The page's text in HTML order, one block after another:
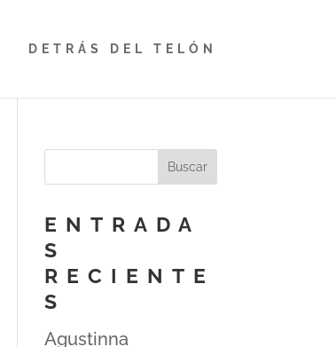
DETRÁS DEL TELÓN
ENTRADA
S
RECIENTE
S
Agustinna